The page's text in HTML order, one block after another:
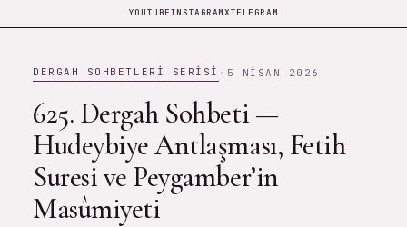
YOUTUBEINSTAGRAMXTELEGRAM
DERGAH SOHBETLERI SERISI · 5 NISAN 2026
625. Dergah Sohbeti —
Hudeybiye Antlaşması, Fetih
Suresi ve Peygamber’in
Masûmiyeti